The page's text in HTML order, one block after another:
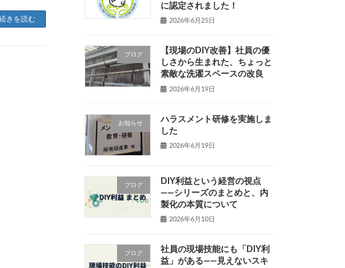
きを読む
に認定されました！
2026年6月25日
ブログ
【現場のDIY改善】社員の優
しさから生まれた、ちょっと
素敵な洗濯スペースの改良
2026年6月19日
お知らせ
ハラスメント研修を実施しま
した
2026年6月19日
ブログ
DIY利益という経営の視点
——シリーズのまとめと、内
製化の本質について
2026年6月10日
ブログ
社員の現場技能にも「DIY利
益」がある——見えないスキ